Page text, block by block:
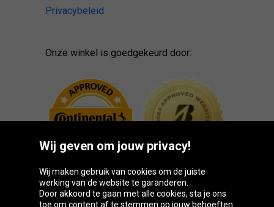
Privacybeleid
Onze winkel is goedgekeurd door:
Wij geven om jouw privacy!
Wij maken gebruik van cookies om de juiste
werking van de website te garanderen.
Door akkoord te gaan met alle cookies, sta je ons
toe om content af te stemmen op jouw behoeften